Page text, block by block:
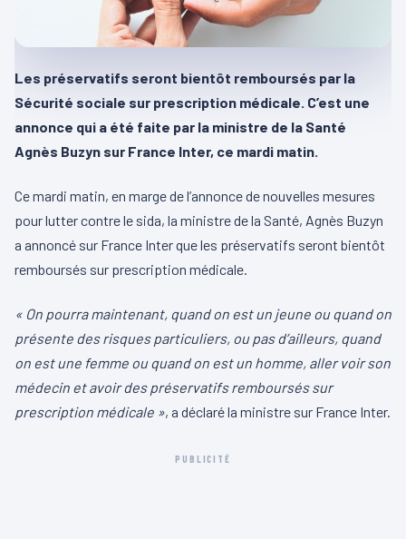
Les préservatifs seront bientôt remboursés par la
Sécurité sociale sur prescription médicale. C’est une
annonce qui a été faite par la ministre de la Santé
Agnès Buzyn sur France Inter, ce mardi matin.
Ce mardi matin, en marge de l’annonce de nouvelles mesures
pour lutter contre le sida, la ministre de la Santé, Agnès Buzyn
a annoncé sur France Inter que les préservatifs seront bientôt
remboursés sur prescription médicale.
« On pourra maintenant, quand on est un jeune ou quand on
présente des risques particuliers, ou pas d’ailleurs, quand
on est une femme ou quand on est un homme, aller voir son
médecin et avoir des préservatifs remboursés sur
prescription médicale », a déclaré la ministre sur France Inter.
PUBLICITÉ